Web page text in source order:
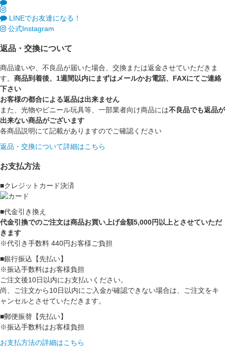
LINEでお友達になる！
公式Instagram
返品・交換について
商品違いや、不良品が届いた場合、交換または返金させていただきま
す。 商品到着後、1週間以内にまずはメールかお電話、FAXにてご連絡
下さい
お客様の都合による返品は出来ません
また、光物やビニール玩具等、一部業者向け商品には不良品でも返品が
出来ない商品がございます
各商品説明にて記載がありますのでご確認ください
返品・交換について詳細はこちら
お支払方法
■クレジットカード決済
■代金引き換え
代金引換でのご注文は商品お買い上げ金額5,000円以上とさせていただ
きます
※代引き手数料 440円お客様ご負担
■銀行振込【先払い】
※振込手数料はお客様負担
ご注文後10日以内にお支払いください。
尚、ご注文から10日以内にご入金が確認できない場合は、ご注文をキ
ャンセルとさせていただきます。
■郵便振替【先払い】
※振込手数料はお客様負担
お支払方法の詳細はこちら